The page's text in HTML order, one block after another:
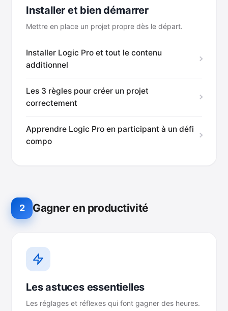
Installer et bien démarrer
Mettre en place un projet propre dès le départ.
Installer Logic Pro et tout le contenu
additionnel
Les 3 règles pour créer un projet
correctement
Apprendre Logic Pro en participant à un défi
compo
2 Gagner en productivité
Les astuces essentielles
Les réglages et réflexes qui font gagner des heures.